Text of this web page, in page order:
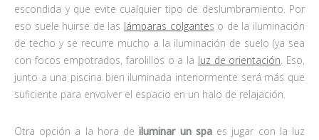
escondida y que evite cualquier tipo de deslumbramiento. Por
eso suele huirse de las lámparas colgantes o de la iluminación
de techo y se recurre mucho a la iluminación de suelo (ya sea
con focos empotrados, farolillos o a la luz de orientación. Eso,
junto a una piscina bien iluminada interiormente será más que
suficiente para envolver el espacio en un halo de relajación.
Otra opción a la hora deiluminar un spaes jugar con la luz